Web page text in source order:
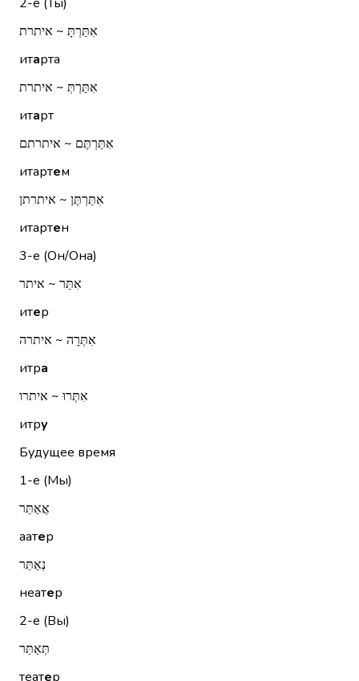
אִתַּרְתָּ ~ איתרת
итарта
אִתַּרְתְּ ~ איתרת
итарт
אִתַּרְתֶּם ~ איתרתם
итартем
אִתַּרְתֶּן ~ איתרתן
итартен
3-е (Он/Она)
אִתֵּר ~ איתר
итер
אִתְּרָה ~ איתרה
итра
אִתְּרוּ ~ איתרו
итру
Будущее время
1-е (Мы)
אֲאַתֵּר
аатер
נְאַתֵּר
неатер
2-е (Вы)
תְּאַתֵּר
театер